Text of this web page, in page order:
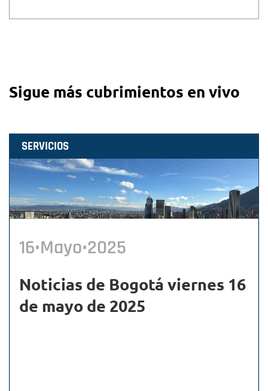
Sigue más cubrimientos en vivo
SERVICIOS
16•Mayo•2025
Noticias de Bogotá viernes 16
de mayo de 2025